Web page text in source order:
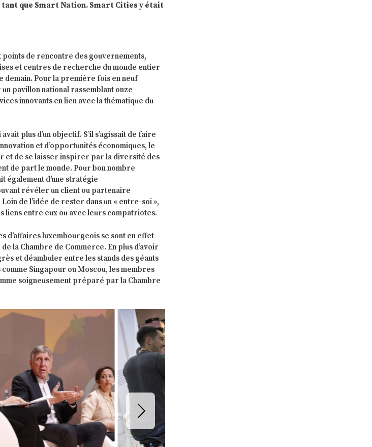
que Smart Nation. Smart Cities y était
points de rencontre des gouvernements,
et centres de recherche du monde entier
demain. Pour la première fois en neuf
pavillon national rassemblant onze
innovants en lien avec la thématique du
plus d’un objectif. S’il s’agissait de faire
et d’opportunités économiques, le
et de se laisser inspirer par la diversité des
de part le monde. Pour bon nombre
également d’une stratégie
révéler un client ou partenaire
de l’idée de rester dans un « entre-soi »,
liens entre eux ou avec leurs compatriotes.
d’affaires luxembourgeois se sont en effet
la Chambre de Commerce. En plus d’avoir
et déambuler entre les stands des géants
Singapour ou Moscou, les membres
soigneusement préparé par la Chambre